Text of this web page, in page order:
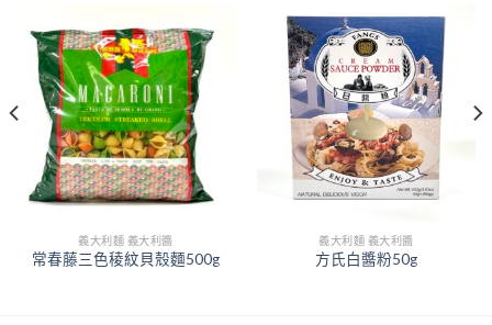
義大利麵 義大利醬
常春藤三色稜紋貝殼麵500g
義大利麵 義大利醬
方氏白醬粉50g